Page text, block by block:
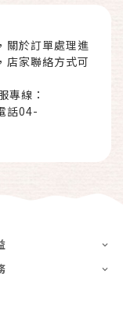
關於訂單處理進
店家聯絡方式可
專線：
話04-